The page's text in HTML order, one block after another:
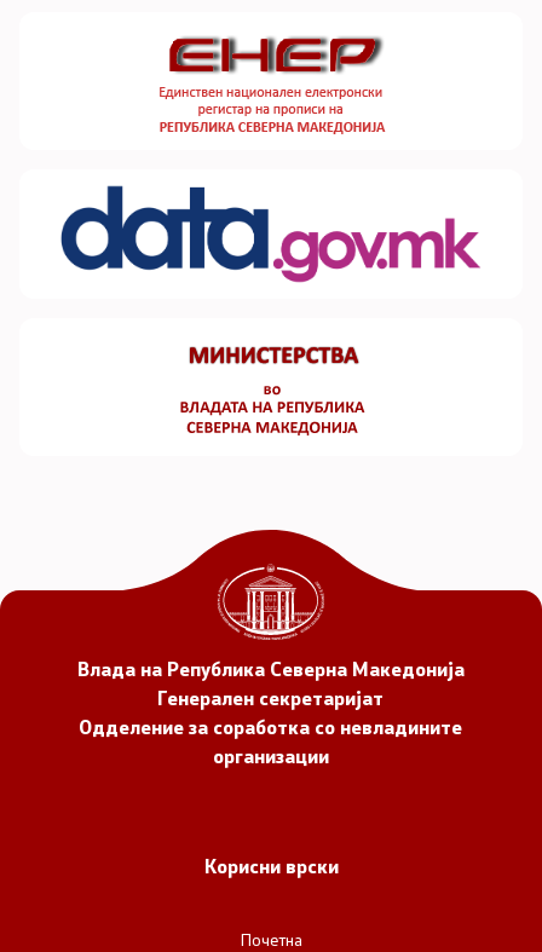
Влада на Република Северна Македонија
Генерален секретаријат
Одделение за соработка со невладините
организации
Корисни врски
Почетна